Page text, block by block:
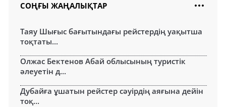
СОҢҒЫ ЖАҢАЛЫҚТАР
Таяу Шығыс бағытындағы рейстердің уақытша
тоқтаты...
Олжас Бектенов Абай облысының туристік
әлеуетін д...
Дубайға ұшатын рейстер сәуірдің аяғына дейін
тоқ...